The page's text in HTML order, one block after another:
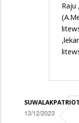
Raju
13/12/2023